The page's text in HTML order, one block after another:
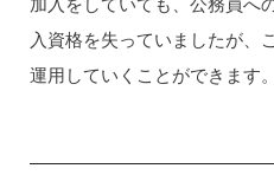
入資格を失っていましたが、
運用していくことができます。